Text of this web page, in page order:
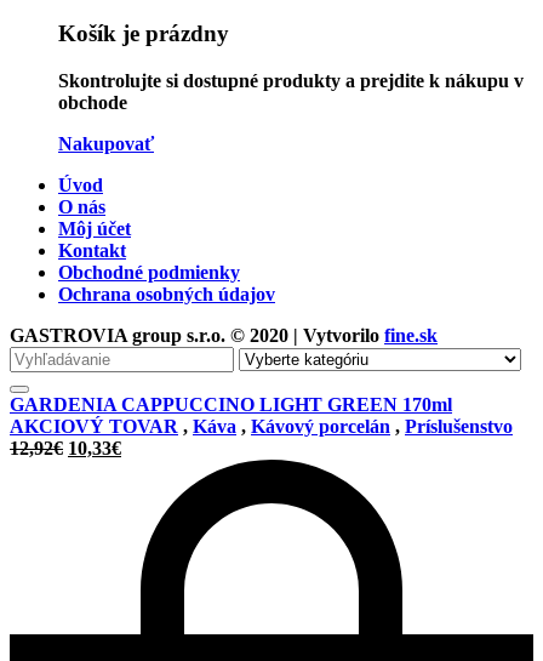
Košík je prázdny
Skontrolujte si dostupné produkty a prejdite k nákupu v
obchode
Nakupovať
Úvod
O nás
Môj účet
Kontakt
Obchodné podmienky
Ochrana osobných údajov
GASTROVIA group s.r.o. © 2020 | Vytvorilo fine.sk
Vyhľadávanie
pre
GARDENIA CAPPUCCINO LIGHT GREEN 170ml
AKCIOVÝ TOVAR , Káva , Kávový porcelán , Príslušenstvo
12,92€ Pôvodná
10,33€Aktuálna
10,33€.